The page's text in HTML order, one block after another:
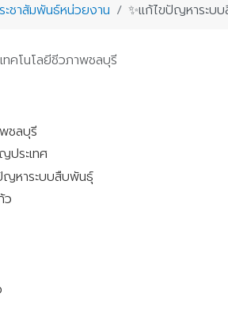
ะชาสัมพันธ์หน่วยงาน ✨️แก้ไขปัญหาระบ
ทคโนโลยีชีวภาพชลบุรี
ชลบุรี
ประเทศ
ญหาระบบสืบพันธุ์
ว